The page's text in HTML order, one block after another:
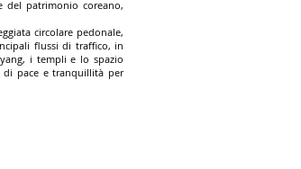
del patrimonio coreano,
circolare pedonale,
flussi di traffico, in
i templi e lo spazio
di pace e tranquillità per